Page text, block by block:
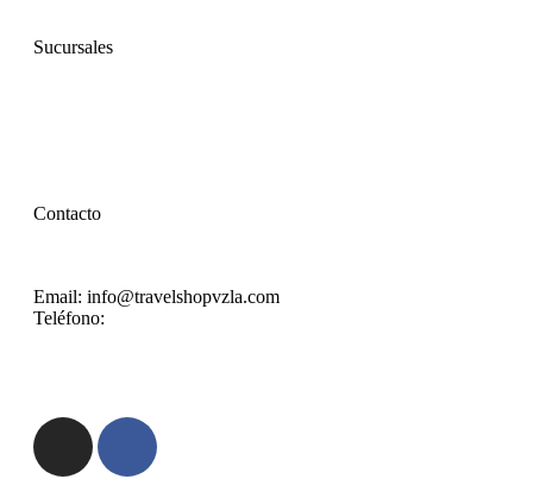
Sucursales
Contacto
Email: info@travelshopvzla.com
Teléfono: